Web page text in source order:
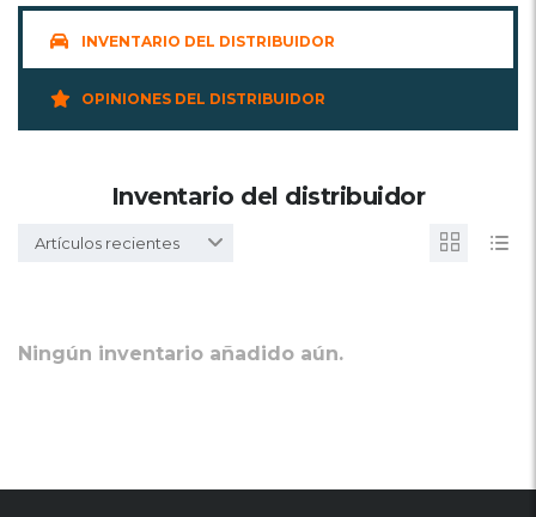
INVENTARIO DEL DISTRIBUIDOR
OPINIONES DEL DISTRIBUIDOR
Inventario del distribuidor
Artículos recientes
Ningún inventario añadido aún.